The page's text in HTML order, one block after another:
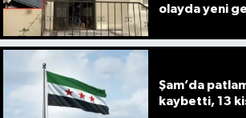
olayda yeni
Şam’da
kaybetti, 13